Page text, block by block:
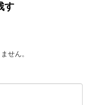
す
せん。